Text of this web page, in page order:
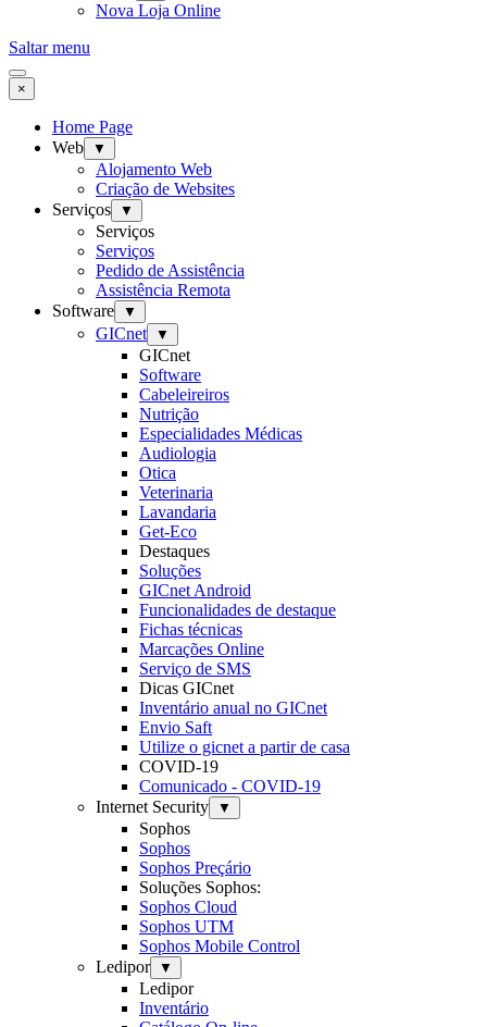
Nova Loja Online
Saltar menu
×
Home Page
Web
▼
Alojamento Web
Criação de Websites
Serviços
▼
Serviços
Serviços
Pedido de Assistência
Assistência Remota
Software
▼
GICnet ▼
GICnet
Software
Cabeleireiros
Nutrição
Especialidades Médicas
Audiologia
Otica
Veterinaria
Lavandaria
Get-Eco
Destaques
Soluções
GICnet Android
Funcionalidades de destaque
Fichas técnicas
Marcações Online
Serviço de SMS
Dicas GICnet
Inventário anual no GICnet
Envio Saft
Utilize o gicnet a partir de casa
COVID-19
Comunicado - COVID-19
Internet Security
▼
Sophos
Sophos
Sophos Preçário
Soluções Sophos:
Sophos Cloud
Sophos UTM
Sophos Mobile Control
Ledipor
▼
Ledipor
Inventário